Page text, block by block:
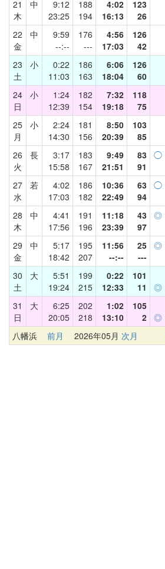
21
木
中
9:12
23:25
188
194
4:02
16:13
123
26
22
金
中
9:59
--:--
176
---
4:56
17:03
126
42
23
土
小
0:22
11:03
186
163
6:06
18:04
126
60
24
日
小
1:24
12:39
182
154
7:32
19:18
118
75
25
月
小
2:24
14:30
181
156
8:50
20:39
103
85
26
火
長
3:17
15:58
183
167
9:49
21:51
83
91
◯
27
水
若
4:02
17:03
186
182
10:36
22:49
63
94
◯
28
木
中
4:41
17:56
191
196
11:18
23:39
43
97
◎
29
金
中
5:17
18:42
195
207
11:56
--:--
25
---
◎
30
土
大
5:51
19:24
199
215
0:22
12:33
101
11
◎
31
日
大
6:25
20:05
202
218
1:02
13:10
105
2 ◎
八幡浜 前月 2026年05月 次月